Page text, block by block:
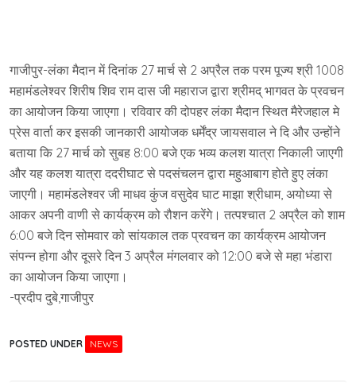
गाजीपुर-लंका मैदान में दिनांक 27 मार्च से 2 अप्रैल तक परम पूज्य श्री 1008
महामंडलेश्वर शिरीष शिव राम दास जी महाराज द्वारा श्रीमद् भागवत के प्रवचन
का आयोजन किया जाएगा। रविवार की दोपहर लंका मैदान स्थित मैरेजहाल मे
प्रेस वार्ता कर इसकी जानकारी आयोजक धर्मेंद्र जायसवाल ने दि और उन्होंने
बताया कि 27 मार्च को सुबह 8:00 बजे एक भव्य कलश यात्रा निकाली जाएगी
और यह कलश यात्रा ददरीघाट से पदसंचलन द्वारा महुआबाग होते हुए लंका
जाएगी। महामंडलेश्वर जी माधव कुंज वसुदेव घाट माझा श्रीधाम, अयोध्या से
आकर अपनी वाणी से कार्यक्रम को रौशन करेंगे। तत्पश्चात 2 अप्रैल को शाम
6:00 बजे दिन सोमवार को सांयकाल तक प्रवचन का कार्यक्रम आयोजन
संपन्न होगा और दूसरे दिन 3 अप्रैल मंगलवार को 12:00 बजे से महा भंडारा
का आयोजन किया जाएगा।
-प्रदीप दुबे,गाजीपुर
POSTED UNDER NEWS